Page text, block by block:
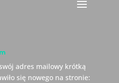
adres mailowy krótką
się nowego na stronie: